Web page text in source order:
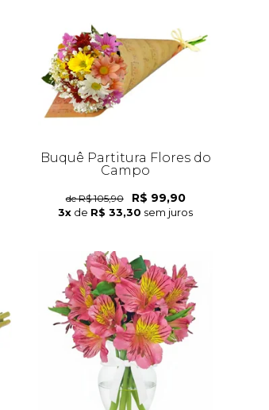
Buquê Partitura Flores do
Campo
de R$ 105,90 R$ 99,90
3x de R$ 33,30 sem juros